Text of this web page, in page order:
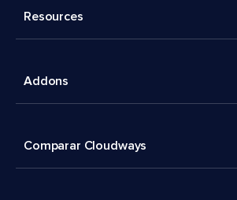
Resources
Addons
Comparar Cloudways